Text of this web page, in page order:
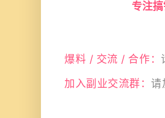
专注
爆料 / 交流 / 合作：
加入副业交流群：请